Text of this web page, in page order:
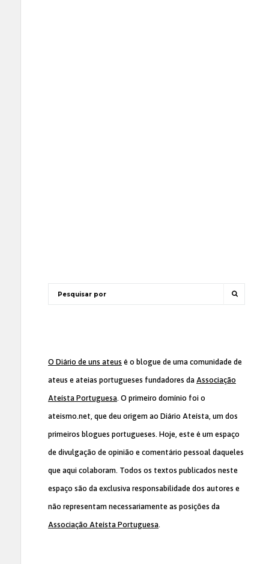
O Diário de uns ateus é o blogue de uma comunidade de
ateus e ateias portugueses fundadores da Associação
Ateísta Portuguesa. O primeiro domínio foi o
ateismo.net, que deu origem ao Diário Ateísta, um dos
primeiros blogues portugueses. Hoje, este é um espaço
de divulgação de opinião e comentário pessoal daqueles
que aqui colaboram. Todos os textos publicados neste
espaço são da exclusiva responsabilidade dos autores e
não representam necessariamente as posições da
Associação Ateísta Portuguesa.